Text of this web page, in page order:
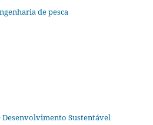
de pesca
Sustentável